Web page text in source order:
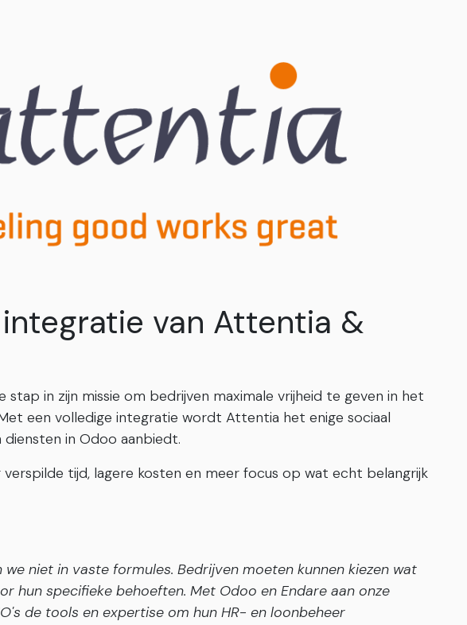
van Attentia &
in zijn missie om bedrijven maximale vrijheid te geven in het
een volledige integratie wordt Attentia het enige sociaal
in Odoo aanbiedt.
tijd, lagere kosten en meer focus op wat echt belangrijk
niet in vaste formules. Bedrijven moeten kunnen kiezen wat
hun specifieke behoeften. Met Odoo en Endare aan onze
de tools en expertise om hun HR- en loonbeheer